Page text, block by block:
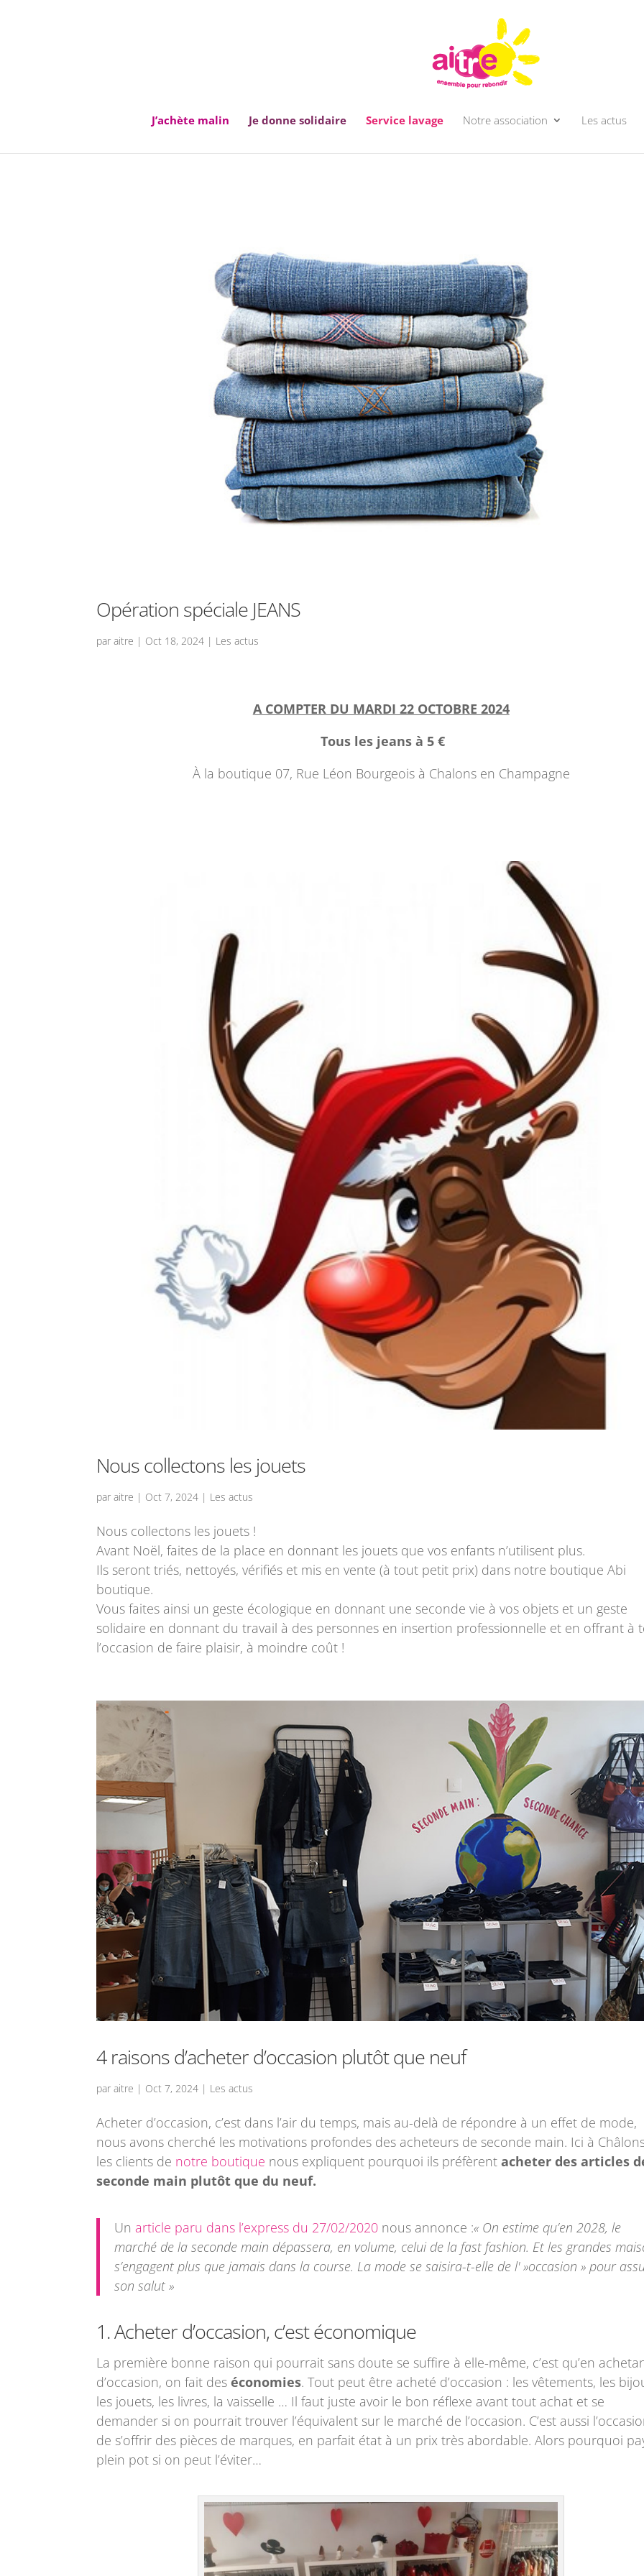
J’achète malin Je donne solidaire Service lavage Notre association Les actus
Opération spéciale JEANS
paraitre | Oct 18, 2024 | Les actus
A COMPTER DU MARDI 22 OCTOBRE 2024
Tous les jeans à 5 €
À la boutique 07, Rue Léon Bourgeois à Chalons en Champagne
Nous collectons les jouets
paraitre | Oct 7, 2024 | Les actus
Nous collectons les jouets !
Avant Noël, faites de la place en donnant les jouets que vos enfants n’utilisent plus.
Ils seront triés, nettoyés, vérifiés et mis en vente (à tout petit prix) dans notre boutique Abi
boutique.
Vous faites ainsi un geste écologique en donnant une seconde vie à vos objets et un geste
solidaire en donnant du travail à des personnes en insertion professionnelle et en offrant à
l’occasion de faire plaisir, à moindre coût !
4 raisons d’acheter d’occasion plutôt que neuf
paraitre | Oct 7, 2024 | Les actus
Acheter d’occasion, c’est dans l’air du temps, mais au-delà de répondre à un effet de mode,
nous avons cherché les motivations profondes des acheteurs de seconde main. Ici à
les clients de notre boutique nous expliquent pourquoi ils préfèrentacheter des articles
seconde main plutôt que du neuf.
Unarticle paru dans l’express du 27/02/2020 nous annonce :« On estime qu’en 2028, le
marché de la seconde main dépassera, en volume, celui de la fast fashion. Et les grandes
s’engagent plus que jamais dans la course. La mode se saisira-t-elle de l' »occasion » pour
son salut »
1. Acheter d’occasion, c’est économique
La première bonne raison qui pourrait sans doute se suffire à elle-même, c’est qu’en
d’occasion, on fait des économies. Tout peut être acheté d’occasion : les vêtements, les
les jouets, les livres, la vaisselle … Il faut juste avoir le bon réflexe avant tout achat et se
demander si on pourrait trouver l’équivalent sur le marché de l’occasion. C’est aussi
de s’offrir des pièces de marques, en parfait état à un prix très abordable. Alors pourquoi
plein pot si on peut l’éviter…